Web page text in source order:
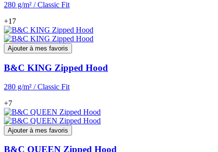
280 g/m² / Classic Fit
+17
Ajouter à mes favoris
B&C KING Zipped Hood
280 g/m² / Classic Fit
+7
Ajouter à mes favoris
B&C QUEEN Zipped Hood